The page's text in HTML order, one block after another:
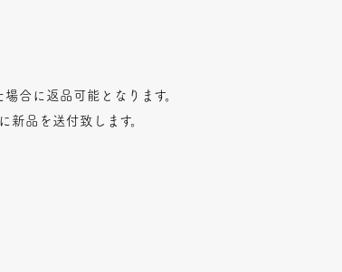
合に返品可能となります。
新品を送付致します。